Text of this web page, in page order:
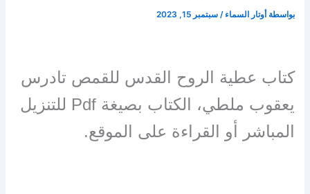
بواسطة أوتار السماء/سبتمبر 15, 2023
كتاب عطية الروح القدس للقمص تادرس
يعقوب ملطي، الكتاب بصيغة Pdf للتنزيل
المباشر أو القراءة على الموقع.